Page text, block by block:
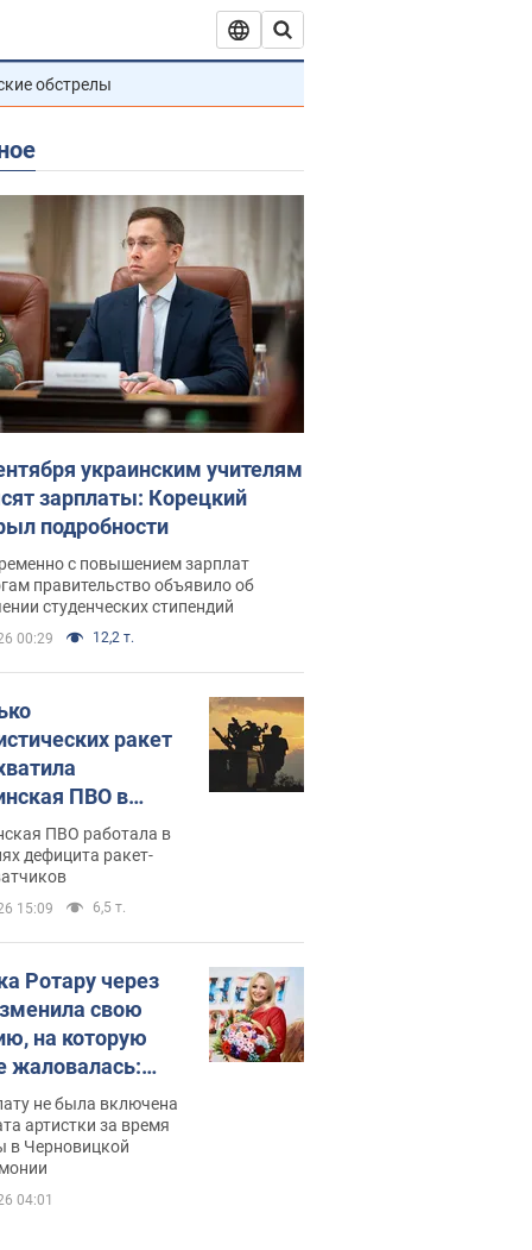
обстрелы
украинским учителям
зарплаты: Корецкий
подробности
с повышением зарплат
правительство объявило об
студенческих стипендий
00:29 12,2 т.
ракет
ПВО в
в Минобороны
цифру
ПВО работала в
дефицита ракет-
15:09 6,5 т.
Ротару через
свою
на которую
жаловалась:
получала
не была включена
артистки за время
в Черновицкой
04:01